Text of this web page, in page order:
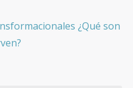
¿Qué son